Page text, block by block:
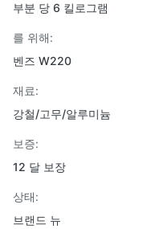
부분 당 6 킬로그램
를 위해:
벤즈 W220
재료:
강철/고무/알루미늄
보증:
12 달 보장
상태:
브랜드 뉴